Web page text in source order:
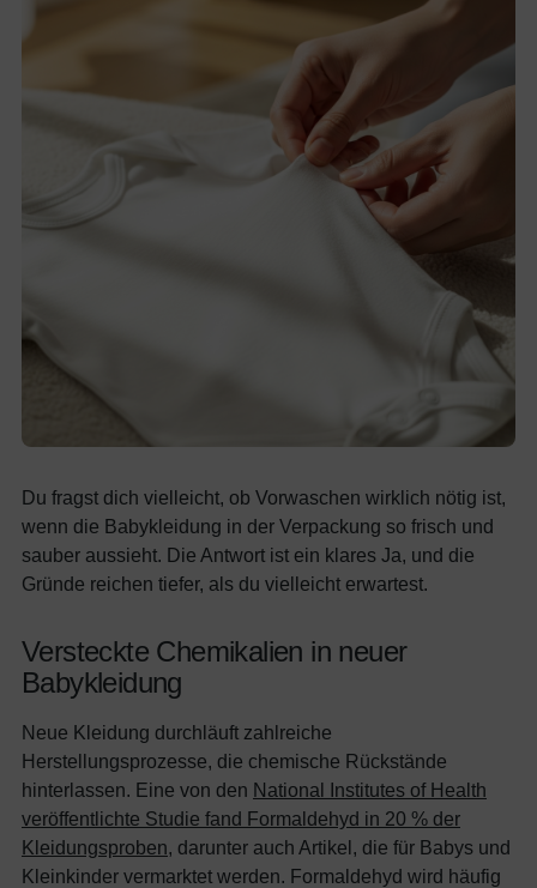
Du fragst dich vielleicht, ob Vorwaschen wirklich nötig ist,
wenn die Babykleidung in der Verpackung so frisch und
sauber aussieht. Die Antwort ist ein klares Ja, und die
Gründe reichen tiefer, als du vielleicht erwartest.
Versteckte Chemikalien in neuer
Babykleidung
Neue Kleidung durchläuft zahlreiche
Herstellungsprozesse, die chemische Rückstände
hinterlassen. Eine von den National Institutes of Health
veröffentlichte Studie fand Formaldehyd in 20 % der
Kleidungsproben, darunter auch Artikel, die für Babys und
Kleinkinder vermarktet werden. Formaldehyd wird häufig